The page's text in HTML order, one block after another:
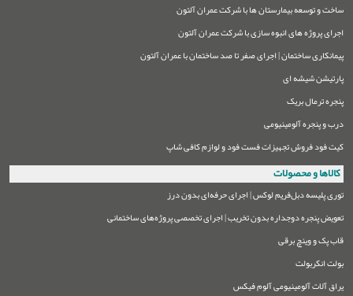
ساخت و توسعه بیمارستان ها با شرکت عمران آلتون
اجرای پروژه های انبوه سازی با شرکت عمران آلتون
پیمانکاری ساختمان | اجرای صفر تا صد ساختمان با عمران آلتون
پارتیشن شیشه ای
پنجره ترمال بریک
درب و پنجره آلومینیومی
کیت فود فروش تجهیزات فست فود و لوازم کافی شاپ
کالاها و محصولات
توری پلیسه دبل‌فریم لوکس | اجرای حرفه‌ای بدون درز
تعویض پنجره دوجداره بدون تخریب | اجرای تخصصی پروژه‌های ساختمانی
قاب پک و وینچ برقی
بولت انکربولت
یراق آلات آلومینیومی آلوم فیکس